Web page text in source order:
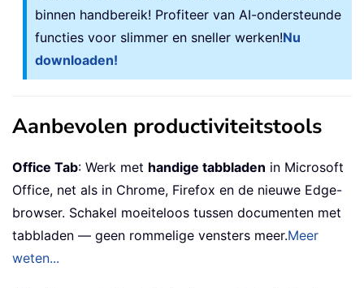
binnen handbereik! Profiteer van AI-ondersteunde
functies voor slimmer en sneller werken!Nu
downloaden!
Aanbevolen productiviteitstools
Office Tab: Werk met handige tabbladen in Microsoft
Office, net als in Chrome, Firefox en de nieuwe Edge-
browser. Schakel moeiteloos tussen documenten met
tabbladen — geen rommelige vensters meer.Meer
weten...